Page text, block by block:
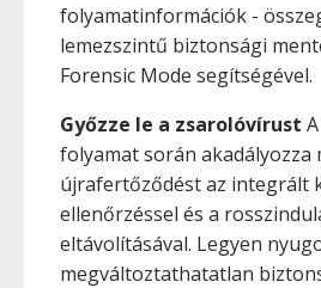
folyamatinformációk -
lemezszintű biztonsági
Forensic Mode segítségével.
Győzze le a zsarolóvírust
folyamat során akadályozza
újrafertőződést az integrált
ellenőrzéssel és a
eltávolításával. Legyen
megváltoztathatatlan